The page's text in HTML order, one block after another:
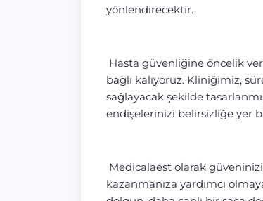
yönlendirecektir.
Hasta güvenliğine öncelik
bağlı kalıyoruz. Kliniğimiz,
sağlayacak şekilde
endişelerinizi belirsizliğe yer
Medicalaest olarak
kazanmanıza yardımcı